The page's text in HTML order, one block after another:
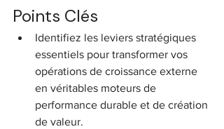
Points Clés
Identifiez les leviers stratégiques
essentiels pour transformer vos
opérations de croissance externe
en véritables moteurs de
performance durable et de création
de valeur.